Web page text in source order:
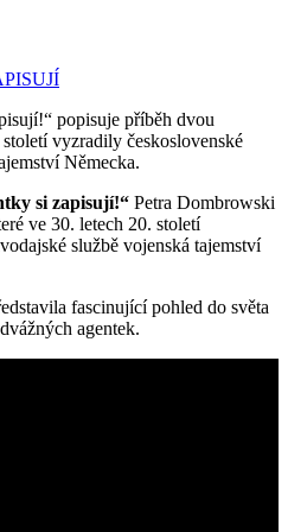
popisuje příběh dvou
vyzradily československé
Německa.
si zapisují!“ Petra Dombrowski
ve 30. letech 20. století
službě vojenská tajemství
fascinující pohled do světa
agentek.